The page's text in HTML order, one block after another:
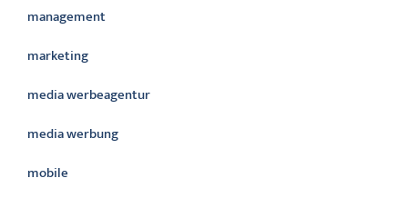
management
marketing
media werbeagentur
media werbung
mobile